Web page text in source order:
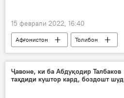
15 феврали 2022, 16:40
Афғонистон
Толибон
Амният ва мудофиа
Ҷавоне, ки ба Абдуқодир Талбаков
таҳдиди куштор кард, боздошт шуд